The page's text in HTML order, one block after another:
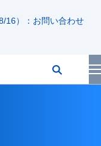
16）：お問い合わせ